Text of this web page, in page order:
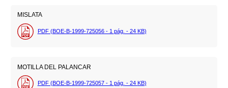
MISLATA
PDF (BOE-B-1999-725056 - 1 pág. - 24 KB)
MOTILLA DEL PALANCAR
PDF (BOE-B-1999-725057 - 1 pág. - 24 KB)